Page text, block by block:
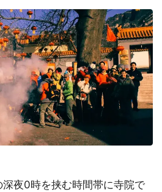
夜0時を挟む時間帯に寺院で